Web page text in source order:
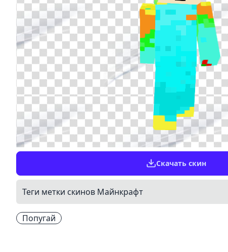
Скачать скин
Теги метки скинов Майнкрафт
Попугай